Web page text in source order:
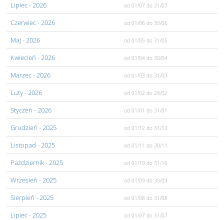
Lipiec- 2026 od 01/07 do 31/07
Czerwiec- 2026 od 01/06 do 30/06
Maj - 2026 od 01/05 do 31/05
Kwiecień - 2026 od 01/04 do 30/04
Marzec- 2026 od 01/03 do 31/03
Luty- 2026 od 01/02 do 28/02
Styczeń - 2026 od 01/01 do 31/01
Grudzień - 2025 od 01/12 do 31/12
Listopad - 2025 od 01/11 do 30/11
Pażdziernik- 2025 od 01/10 do 31/10
Wrzesień - 2025 od 01/09 do 30/09
Sierpień - 2025 od 01/08 do 31/08
Lipiec- 2025 od 01/07 do 31/07